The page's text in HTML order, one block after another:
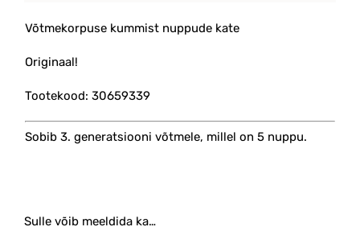
Võtmekorpuse kummist nuppude kate
Originaal!
Tootekood: 30659339
Sobib 3. generatsiooni võtmele, millel on 5 nuppu.
Sulle võib meeldida ka…